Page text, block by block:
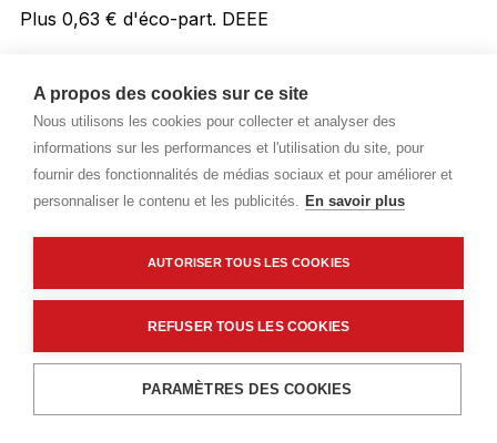
A propos des cookies sur ce site
Nous utilisons les cookies pour collecter et analyser des
informations sur les performances et l'utilisation du site, pour
fournir des fonctionnalités de médias sociaux et pour améliorer et
personnaliser le contenu et les publicités. En savoir plus
AUTORISER TOUS LES COOKIES
REFUSER TOUS LES COOKIES
PARAMÈTRES DES COOKIES
Plus 0,63 € d'éco-part. DEEE
Livraisons & enlèvement
Livraison standard Sur commande
Description détaillée
Poutre contrecollée Douglas.
Ajouter au panier